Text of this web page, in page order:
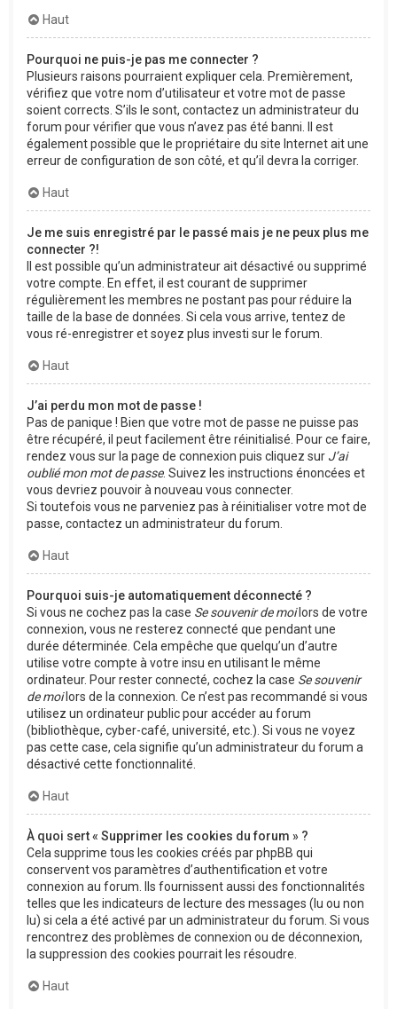
Haut
Pourquoi ne puis-je pas me connecter ?
Plusieurs raisons pourraient expliquer cela. Premièrement,
vérifiez que votre nom d’utilisateur et votre mot de passe
soient corrects. S’ils le sont, contactez un administrateur du
forum pour vérifier que vous n’avez pas été banni. Il est
également possible que le propriétaire du site Internet ait une
erreur de configuration de son côté, et qu’il devra la corriger.
Haut
Je me suis enregistré par le passé mais je ne peux plus me
connecter ?!
Il est possible qu’un administrateur ait désactivé ou supprimé
votre compte. En effet, il est courant de supprimer
régulièrement les membres ne postant pas pour réduire la
taille de la base de données. Si cela vous arrive, tentez de
vous ré-enregistrer et soyez plus investi sur le forum.
Haut
J’ai perdu mon mot de passe !
Pas de panique ! Bien que votre mot de passe ne puisse pas
être récupéré, il peut facilement être réinitialisé. Pour ce faire,
rendez vous sur la page de connexion puis cliquez sur J’ai
oublié mon mot de passe. Suivez les instructions énoncées et
vous devriez pouvoir à nouveau vous connecter.
Si toutefois vous ne parveniez pas à réinitialiser votre mot de
passe, contactez un administrateur du forum.
Haut
Pourquoi suis-je automatiquement déconnecté ?
Si vous ne cochez pas la case Se souvenir de moilors de votre
connexion, vous ne resterez connecté que pendant une
durée déterminée. Cela empêche que quelqu’un d’autre
utilise votre compte à votre insu en utilisant le même
ordinateur. Pour rester connecté, cochez la case Se souvenir
de moilors de la connexion. Ce n’est pas recommandé si vous
utilisez un ordinateur public pour accéder au forum
(bibliothèque, cyber-café, université, etc.). Si vous ne voyez
pas cette case, cela signifie qu’un administrateur du forum a
désactivé cette fonctionnalité.
Haut
À quoi sert « Supprimer les cookies du forum » ?
Cela supprime tous les cookies créés par phpBB qui
conservent vos paramètres d’authentification et votre
connexion au forum. Ils fournissent aussi des fonctionnalités
telles que les indicateurs de lecture des messages (lu ou non
lu) si cela a été activé par un administrateur du forum. Si vous
rencontrez des problèmes de connexion ou de déconnexion,
la suppression des cookies pourrait les résoudre.
Haut